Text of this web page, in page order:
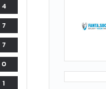
4
7
7
0
1